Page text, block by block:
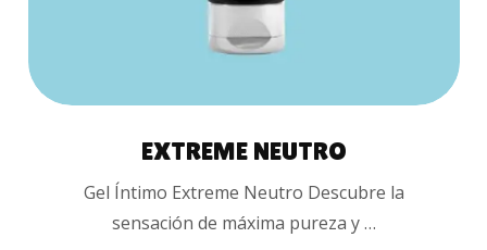
EXTREME NEUTRO
Gel Íntimo Extreme Neutro Descubre la
sensación de máxima pureza y …